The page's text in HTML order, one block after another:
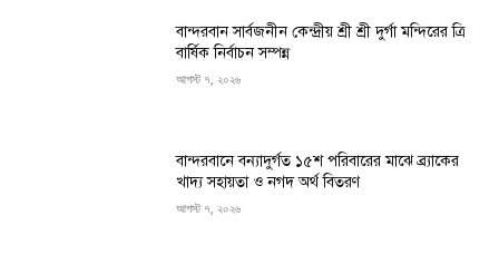
বান্দরবান সার্বজনীন কেন্দ্রীয় শ্রী শ্রী দুর্গা মন্দিরের ত্রি
বার্ষিক নির্বাচন সম্পন্ন
আগস্ট ৭, ২০২৬
বান্দরবানে বন্যাদুর্গত ১৫শ পরিবারের মাঝে ব্র্যাকের
খাদ্য সহায়তা ও নগদ অর্থ বিতরণ
আগস্ট ৭, ২০২৬